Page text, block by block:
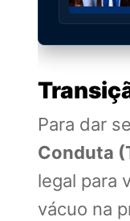
Para dar
Conduta
legal para
vácuo na